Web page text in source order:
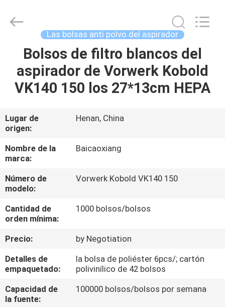
HOGAR
PRODUCTOS
SOBRE
NOSOTROS
VIAJE
DE
LA
FÁBRICA
DE
CALIDAD
Las bolsas anti polvo del aspirador
Bolsos de filtro blancos del
aspirador de Vorwerk Kobold
VK140 150 los 27*13cm HEPA
Lugar de
origen:
Henan, China
Nombre de la
marca:
Baicaoxiang
Número de
modelo:
Vorwerk Kobold VK140 150
Cantidad de
orden mínima:
1000 bolsos/bolsos
Precio:
by Negotiation
Detalles de
empaquetado:
la bolsa de poliéster 6pcs/; cartón
polivinílico de 42 bolsos
Capacidad de
la fuente:
100000 bolsos/bolsos por semana